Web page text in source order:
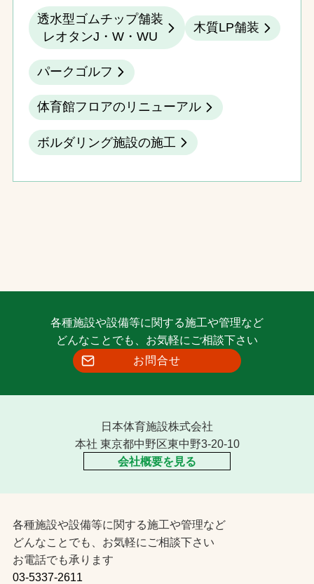
透水型ゴムチップ舗装
レオタンJ・W・WU
木質LP舗装
パークゴルフ
体育館フロアのリニューアル
ボルダリング施設の施工
各種施設や設備等に関する施工や管理など
どんなことでも、お気軽にご相談下さい
お問合せ
日本体育施設株式会社
本社 東京都中野区東中野3-20-10
会社概要を見る
各種施設や設備等に関する施工や管理など
どんなことでも、お気軽にご相談下さい
お電話でも承ります
03-5337-2611